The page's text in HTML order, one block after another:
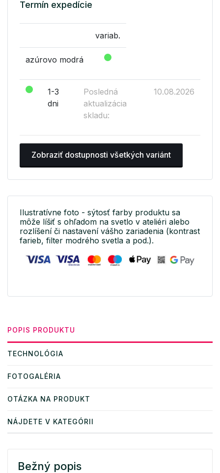
Termín expedície
variab.
azúrovo modrá
1-3
dni
Posledná
aktualizácia
skladu:
10.08.2026
Zobraziť dostupnosti všetkých variánt
Ilustratívne foto - sýtosť farby produktu sa
môže líšiť s ohľadom na svetlo v ateliéri alebo
rozlíšení či nastavení vášho zariadenia (kontrast
farieb, filter modrého svetla a pod.).
POPIS PRODUKTU
TECHNOLÓGIA
FOTOGALÉRIA
OTÁZKA NA PRODUKT
NÁJDETE V KATEGÓRII
Bežný popis